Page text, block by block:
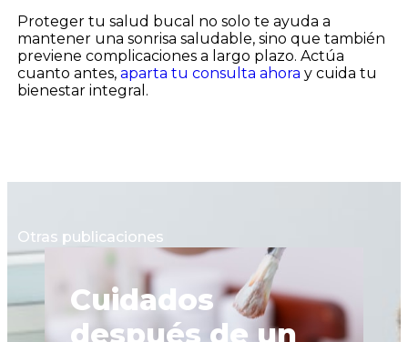
Proteger tu salud bucal no solo te ayuda a
mantener una sonrisa saludable, sino que también
previene complicaciones a largo plazo. Actúa
cuanto antes, aparta tu consulta ahora y cuida tu
bienestar integral.
Otras publicaciones
Cuidados
después de un